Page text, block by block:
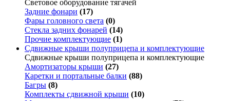
Световое оборудование тягачей
Задние фонари (17)
Фары головного света (0)
Стекла задних фонарей (14)
Прочие комплектующие (1)
Сдвижные крыши полуприцепа и комплектующие
Сдвижные крыши полуприцепа и комплектующие
Амортизаторы крыши (27)
Каретки и портальные балки (88)
Багры (8)
Комплекты сдвижной крыши (10)